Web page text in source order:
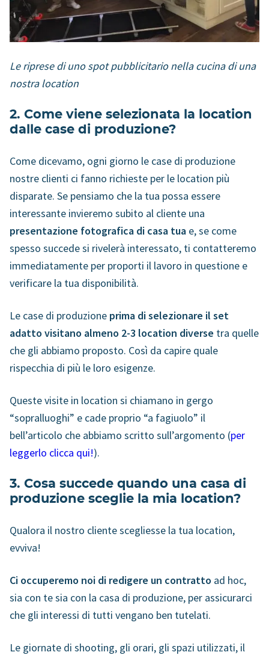
Le riprese di uno spot pubblicitario nella cucina di una
nostra location
2. Come viene selezionata la location
dalle case di produzione?
Come dicevamo, ogni giorno le case di produzione
nostre clienti ci fanno richieste per le location più
disparate. Se pensiamo che la tua possa essere
interessante invieremo subito al cliente una
presentazione fotografica di casa tua e, se come
spesso succede si rivelerà interessato, ti contatteremo
immediatamente per proporti il lavoro in questione e
verificare la tua disponibilità.
Le case di produzione prima di selezionare il set
adatto visitano almeno 2-3 location diverse tra quelle
che gli abbiamo proposto. Così da capire quale
rispecchia di più le loro esigenze.
Queste visite in location si chiamano in gergo
“sopralluoghi” e cade proprio “a fagiuolo” il
bell’articolo che abbiamo scritto sull’argomento (per
leggerlo clicca qui!).
3. Cosa succede quando una casa di
produzione sceglie la mia location?
Qualora il nostro cliente scegliesse la tua location,
evviva!
Ci occuperemo noi di redigere un contratto ad hoc,
sia con te sia con la casa di produzione, per assicurarci
che gli interessi di tutti vengano ben tutelati.
Le giornate di shooting, gli orari, gli spazi utilizzati, il